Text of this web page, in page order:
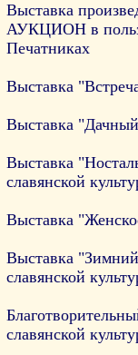
Выставка
АУКЦИОН в
Печатниках
Выставка
Выставка
Выставка
славянской
Выставка
Выставка
славянской
славянской